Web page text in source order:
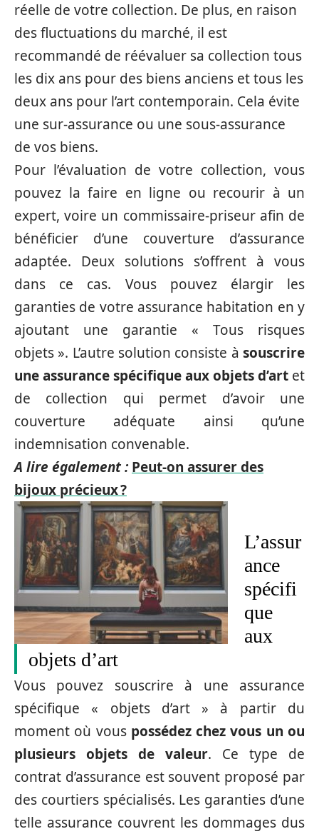
réelle de votre collection. De plus, en raison
des fluctuations du marché, il est
recommandé de réévaluer sa collection tous
les dix ans pour des biens anciens et tous les
deux ans pour l’art contemporain. Cela évite
une sur-assurance ou une sous-assurance
de vos biens.
Pour l’évaluation de votre collection, vous
pouvez la faire en ligne ou recourir à un
expert, voire un commissaire-priseur afin de
bénéficier d’une couverture d’assurance
adaptée. Deux solutions s’offrent à vous
dans ce cas. Vous pouvez élargir les
garanties de votre assurance habitation en y
ajoutant une garantie « Tous risques
objets ». L’autre solution consiste à souscrire
une assurance spécifique aux objets d’art et
de collection qui permet d’avoir une
couverture adéquate ainsi qu’une
indemnisation convenable.
A lire également : Peut-on assurer des
bijoux précieux ?
L’assur
ance
spécifi
que
aux
objets d’art
Vous pouvez souscrire à une assurance
spécifique « objets d’art » à partir du
moment où vous possédez chez vous un ou
plusieurs objets de valeur. Ce type de
contrat d’assurance est souvent proposé par
des courtiers spécialisés. Les garanties d’une
telle assurance couvrent les dommages dus